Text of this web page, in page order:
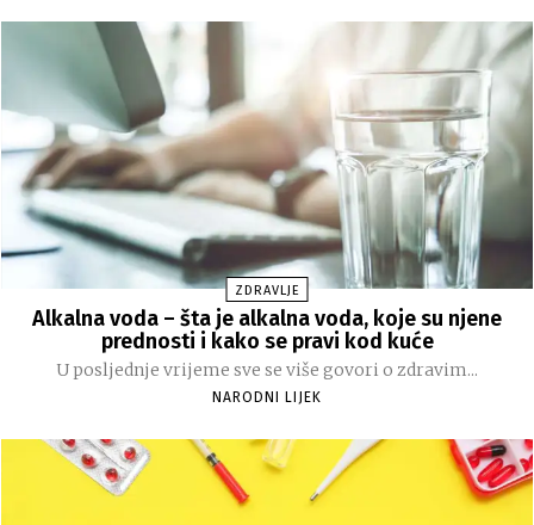
ZDRAVLJE
Alkalna voda – šta je alkalna voda, koje su njene
prednosti i kako se pravi kod kuće
U posljednje vrijeme sve se više govori o zdravim...
NARODNI LIJEK